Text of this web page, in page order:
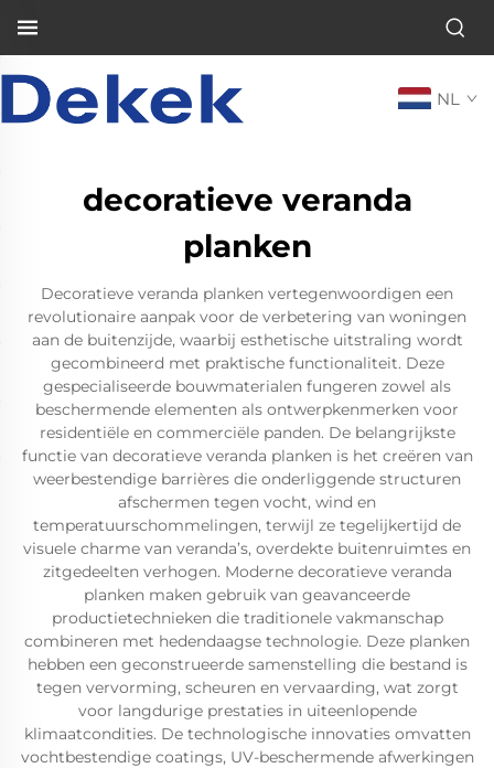
NL
decoratieve veranda
planken
Decoratieve veranda planken vertegenwoordigen een
revolutionaire aanpak voor de verbetering van woningen
aan de buitenzijde, waarbij esthetische uitstraling wordt
gecombineerd met praktische functionaliteit. Deze
gespecialiseerde bouwmaterialen fungeren zowel als
beschermende elementen als ontwerpkenmerken voor
residentiële en commerciële panden. De belangrijkste
functie van decoratieve veranda planken is het creëren van
weerbestendige barrières die onderliggende structuren
afschermen tegen vocht, wind en
temperatuurschommelingen, terwijl ze tegelijkertijd de
visuele charme van veranda’s, overdekte buitenruimtes en
zitgedeelten verhogen. Moderne decoratieve veranda
planken maken gebruik van geavanceerde
productietechnieken die traditionele vakmanschap
combineren met hedendaagse technologie. Deze planken
hebben een geconstrueerde samenstelling die bestand is
tegen vervorming, scheuren en vervaarding, wat zorgt
voor langdurige prestaties in uiteenlopende
klimaatcondities. De technologische innovaties omvatten
vochtbestendige coatings, UV-beschermende afwerkingen